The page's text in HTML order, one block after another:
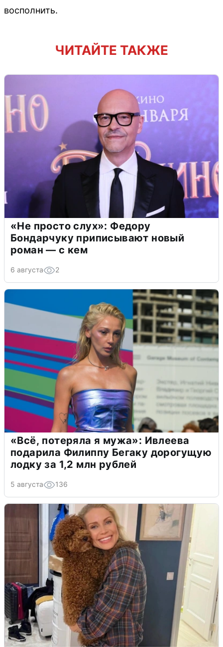
восполнить.
ЧИТАЙТЕ ТАКЖЕ
«Не просто слух»: Федору
Бондарчуку приписывают новый
роман — с кем
6 августа 2
«Всё, потеряла я мужа»: Ивлеева
подарила Филиппу Бегаку дорогущую
лодку за 1,2 млн рублей
5 августа 136